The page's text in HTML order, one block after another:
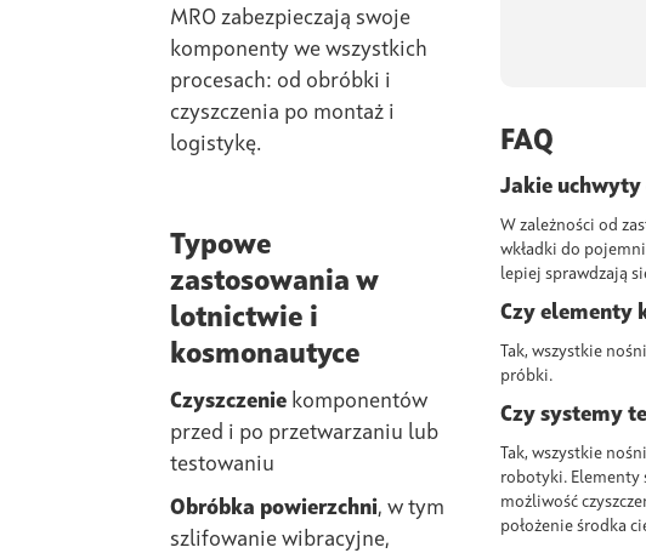
MRO zabezpieczają swoje
komponenty we wszystkich
procesach: od obróbki i
czyszczenia po montaż i
logistykę.
Typowe
zastosowania w
lotnictwie i
kosmonautyce
Czyszczenie komponentów
przed i po przetwarzaniu lub
testowaniu
Obróbka powierzchni, w tym
szlifowanie wibracyjne,
FAQ
Jakie uchwyty
W zależności od
wkładki do
lepiej sprawdzają
Czy elementy
Tak, wszystkie
próbki.
Czy systemy
Tak, wszystkie
robotyki. Elementy
możliwość
położenie środka